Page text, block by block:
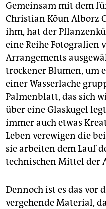
Gemeinsam mit dem
Christian Kōun Alborz
ihm, hat der
eine Reihe Fotografien
Arrangements
trockener Blumen, um
einer Wasserlache
Palmenblatt, das sich
über eine Glaskugel
immer auch etwas
Leben verewigen die
sie arbeiten dem Lauf
technischen Mittel der
Dennoch ist es das vor
vergehende Material,